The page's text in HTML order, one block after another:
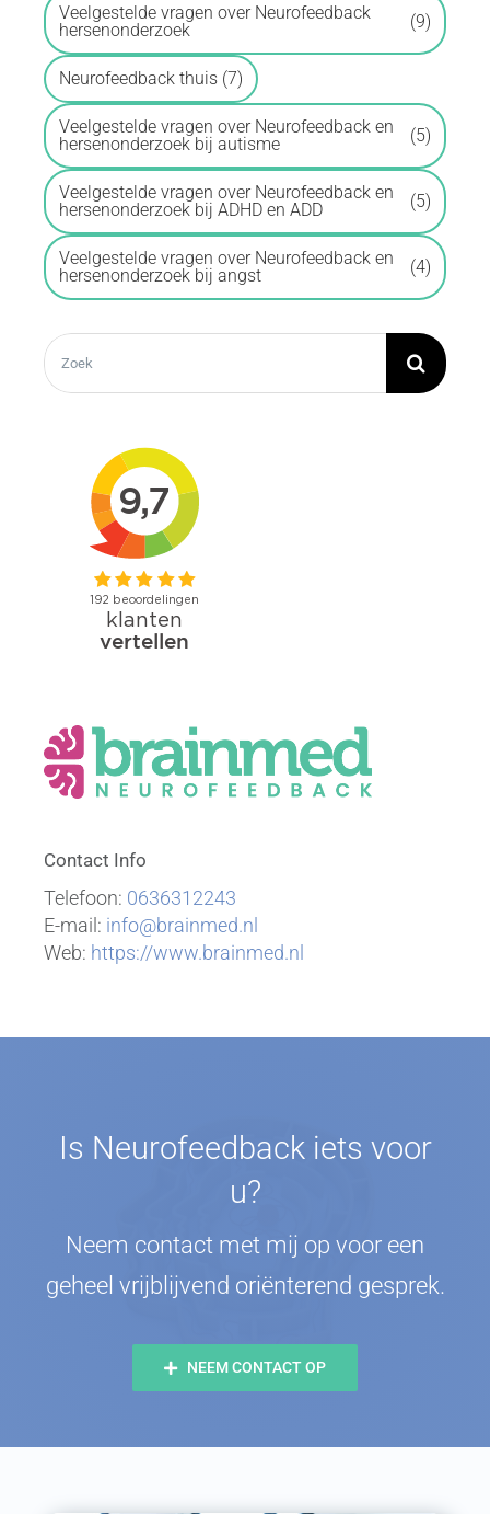
Veelgestelde vragen over Neurofeedback
hersenonderzoek
(9)
Neurofeedback thuis (7)
Veelgestelde vragen over Neurofeedback en
hersenonderzoek bij autisme
(5)
Veelgestelde vragen over Neurofeedback en
hersenonderzoek bij ADHD en ADD
(5)
Veelgestelde vragen over Neurofeedback en
hersenonderzoek bij angst
(4)
Zoeken
naar:
Contact Info
Telefoon: 0636312243
E-mail: info@brainmed.nl
Web: https://www.brainmed.nl
Is Neurofeedback iets voor
u?
Neem contact met mij op voor een
geheel vrijblijvend oriënterend gesprek.
NEEM CONTACT OP